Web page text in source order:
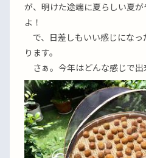
が、明けた途端に夏らしい
よ！
で、日差しもいい感じになっ
ります。
さぁ。今年はどんな感じで